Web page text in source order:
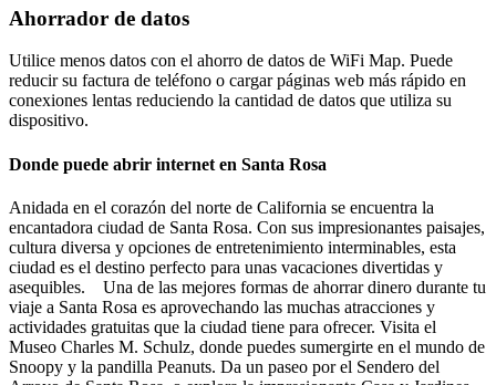
Ahorrador de datos
Utilice menos datos con el ahorro de datos de WiFi Map. Puede
reducir su factura de teléfono o cargar páginas web más rápido en
conexiones lentas reduciendo la cantidad de datos que utiliza su
dispositivo.
Donde puede abrir internet en Santa Rosa
Anidada en el corazón del norte de California se encuentra la
encantadora ciudad de Santa Rosa. Con sus impresionantes paisajes,
cultura diversa y opciones de entretenimiento interminables, esta
ciudad es el destino perfecto para unas vacaciones divertidas y
asequibles. Una de las mejores formas de ahorrar dinero durante tu
viaje a Santa Rosa es aprovechando las muchas atracciones y
actividades gratuitas que la ciudad tiene para ofrecer. Visita el
Museo Charles M. Schulz, donde puedes sumergirte en el mundo de
Snoopy y la pandilla Peanuts. Da un paseo por el Sendero del